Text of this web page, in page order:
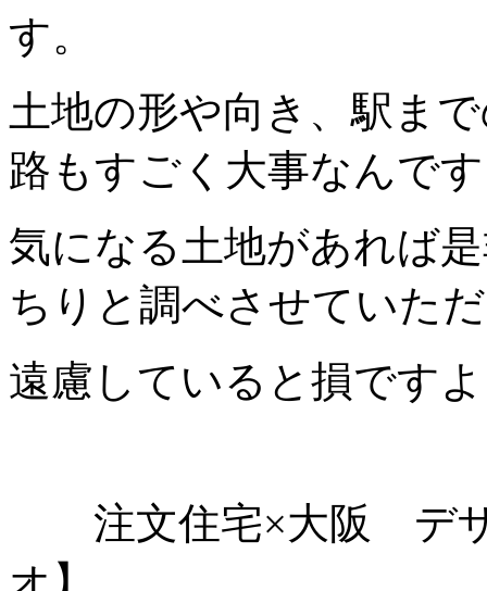
す。
土地の形や向き、駅ま
路もすごく大事なんで
気になる土地があれば
ちりと調べさせていた
遠慮していると損です
注文住宅×大阪 デザ